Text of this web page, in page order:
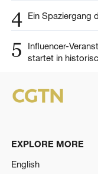
4 Ein Spaziergang
5
Influencer-
startet in
EXPLORE MORE
English